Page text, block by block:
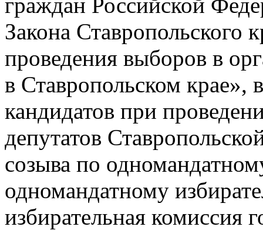
Закона Ставропольского
проведения выборов в
в Ставропольском крае»,
кандидатов при
депутатов
созыва по
одномандатному
избирательная комиссия